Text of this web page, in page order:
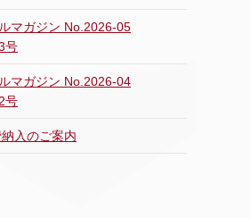
マガジン No.2026-05
号
マガジン No.2026-04
号
入のご案内